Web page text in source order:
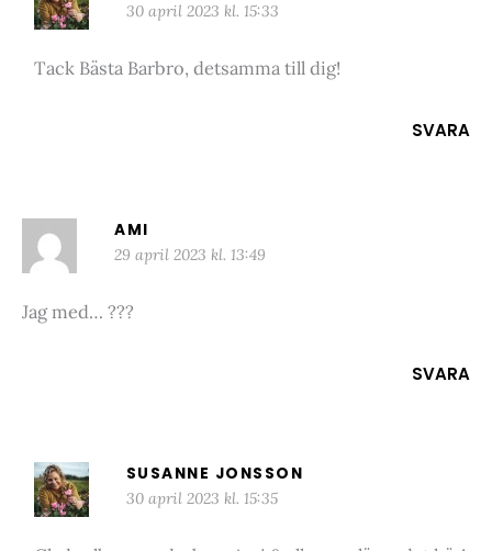
30 april 2023 kl. 15:33
Tack Bästa Barbro, detsamma till dig!
SVARA
AMI
29 april 2023 kl. 13:49
Jag med… ???
SVARA
SUSANNE JONSSON
30 april 2023 kl. 15:35